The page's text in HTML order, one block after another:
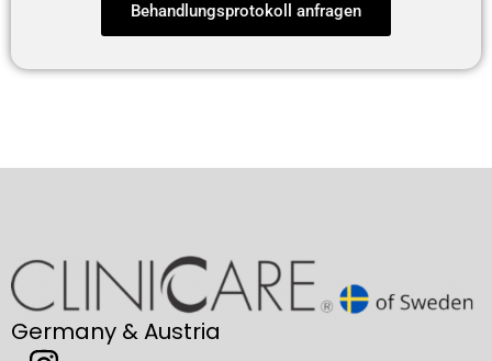
Behandlungsprotokoll anfragen
Germany & Austria